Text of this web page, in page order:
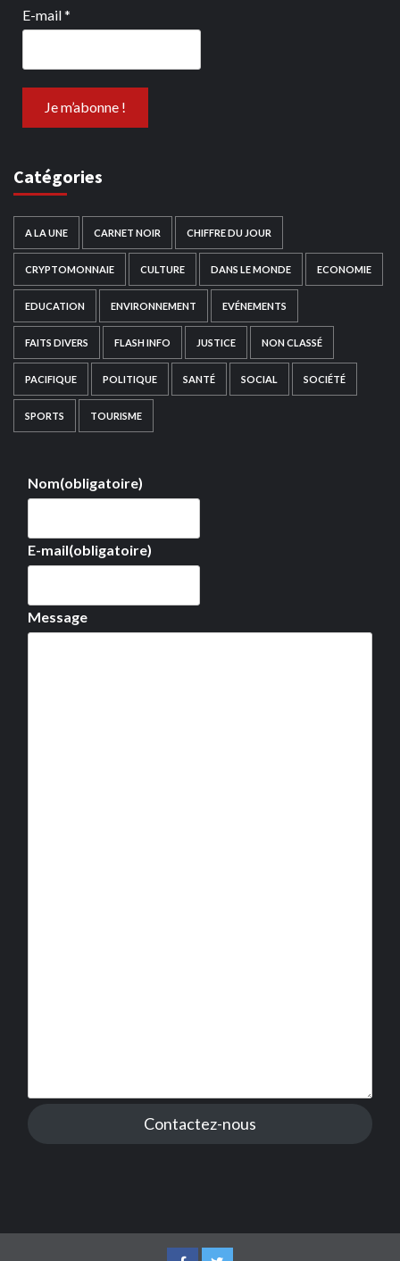
E-mail*
Catégories
A LA UNE CARNET NOIR CHIFFRE DU JOUR
CRYPTOMONNAIE CULTURE DANS LE MONDE ECONOMIE
EDUCATION ENVIRONNEMENT EVÉNEMENTS
FAITS DIVERS FLASH INFO JUSTICE NON CLASSÉ
PACIFIQUE POLITIQUE SANTÉ SOCIAL SOCIÉTÉ
SPORTS TOURISME
Nom(obligatoire)
E-mail(obligatoire)
Message
Contactez-nous